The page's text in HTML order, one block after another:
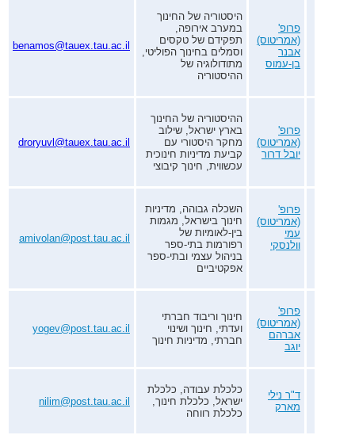
פרופ'
(אמריטוס)
אבנר
בן-עמוס
היסטוריה של החינוך
במערב אירופה,
תפקידם של טקסים
וסמלים בחינוך הפוליטי,
מתודולוגיה של
ההיסטוריה
benamos@tauex.tau.ac.il
פרופ'
(אמריטוס)
יובל דרור
ההיסטוריה של החינוך
בארץ ישראל, שילוב
מחקר היסטורי עם
קביעת מדיניות חינוכית
עכשווית, חינוך קיבוצי
droryuvl@tauex.tau.ac.il
פרופ'
(אמריטוס)
עמי
וולנסקי
השכלה גבוהה, מדיניות
חינוך בישראל, מגמות
בין-לאומיות של
רפורמות בתי-ספר
בניהול עצמי ובתי-ספר
אפקטיביים
amivolan@post.tau.ac.il
פרופ'
(אמריטוס)
אברהם
יוגב
חינוך וריבוד חברתי
ועדתי, חינוך ושינוי
חברתי, מדיניות חינוך
yogev@post.tau.ac.il
ד"ר נילי
מארק
כלכלת עבודה, כלכלת
ישראל, כלכלת חינוך,
כלכלת רווחה
nilim@post.tau.ac.il